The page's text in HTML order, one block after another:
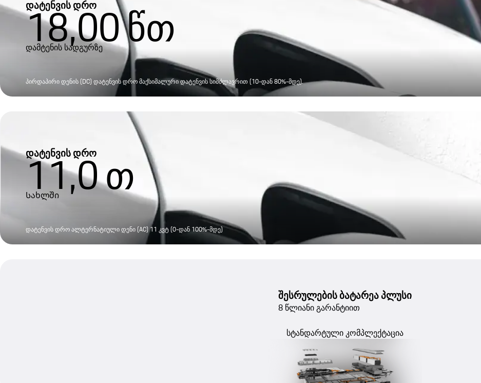
დატენვის დრო
18,00წთ
დამტენის სადგურზე
პირდაპირი დენის (DC) დატენვის დრო მაქსიმალური დატენვის სიმძლავრით (10-დან 80%-მდე).
დატენვის დრო
11,0თ
Სახლში
დატენვის დრო ალტერნატიული დენი (AC) 11 კვტ (0-დან 100%-მდე)
შესრულების ბატარეა პლუსი
8 წლიანი გარანტიით
სტანდარტული კომპლექტაცია